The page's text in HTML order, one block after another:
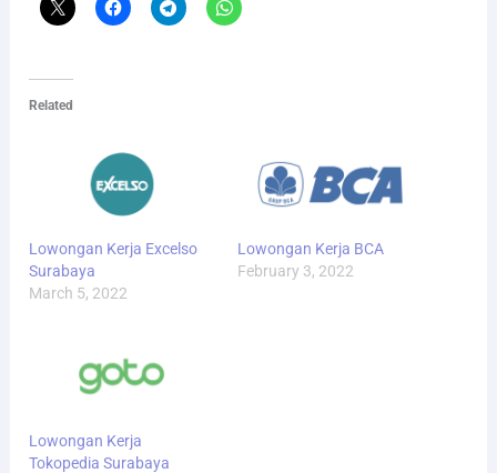
Related
Lowongan Kerja Excelso
Surabaya
March 5, 2022
Lowongan Kerja BCA
February 3, 2022
Lowongan Kerja
Tokopedia Surabaya